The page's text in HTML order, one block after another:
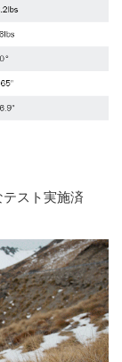
スト実施済